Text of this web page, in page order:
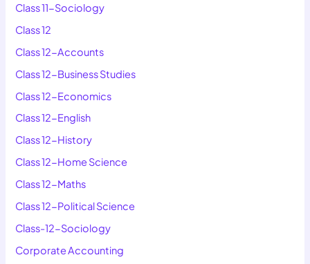
Class 11-Sociology
Class 12
Class 12-Accounts
Class 12-Business Studies
Class 12-Economics
Class 12-English
Class 12-History
Class 12-Home Science
Class 12-Maths
Class 12-Political Science
Class-12-Sociology
Corporate Accounting